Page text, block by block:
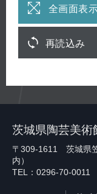
全画面表
再読込み
茨城県陶芸美術
〒309-1611 茨城県
内）
TEL：0296-70-0011